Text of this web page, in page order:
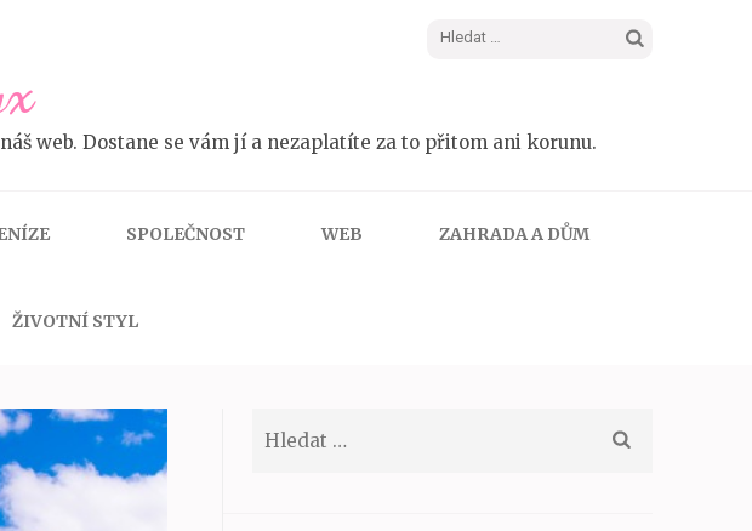
Vyhledávání
web. Dostane se vám jí a nezaplatíte za to přitom ani korunu.
SPOLEČNOST WEB ZAHRADA A DŮM
ŽIVOTNÍ STYL